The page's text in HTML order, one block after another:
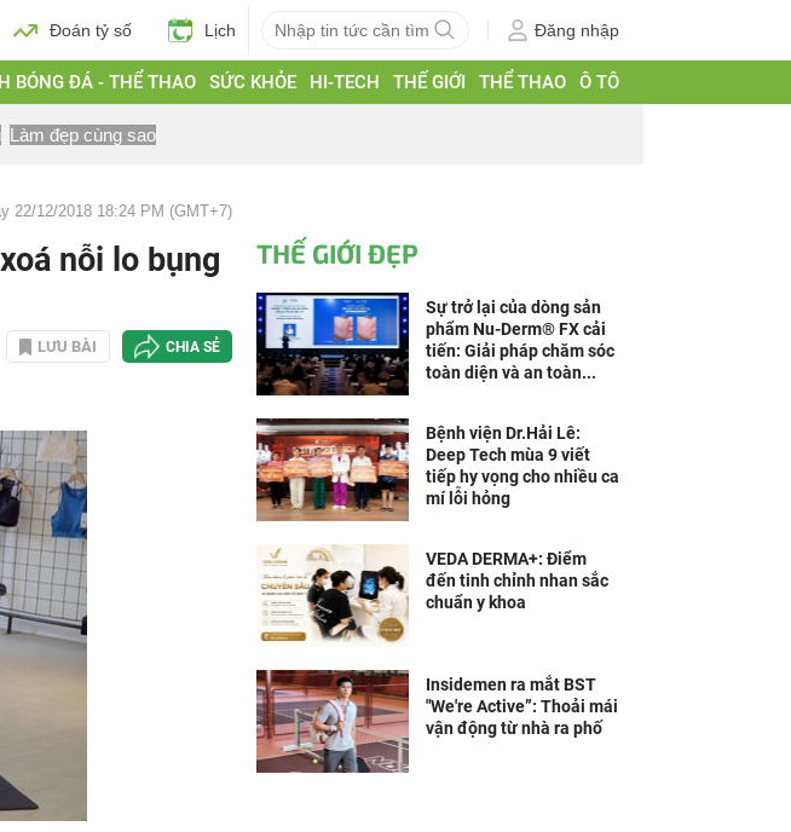
Đoán tỷ số Lịch Đăng nhập
BÓNG ĐÁ - THỂ THAO SỨC KHỎE HI-TECH THẾ GIỚI THỂ THAO Ô TÔ
Làm đẹp cùng sao
22/12/2018 18:24 PM (GMT+7)
nỗi lo bụng
LƯU BÀI CHIA SẺ
THẾ GIỚI ĐẸP
Sự trở lại của dòng sản
phẩm Nu-Derm® FX cải
tiến: Giải pháp chăm sóc
toàn diện và an toàn...
Bệnh viện Dr.Hải Lê:
Deep Tech mùa 9 viết
tiếp hy vọng cho nhiều ca
mí lỗi hỏng
VEDA DERMA+: Điểm
đến tinh chỉnh nhan sắc
chuẩn y khoa
Insidemen ra mắt BST
"We're Active”: Thoải mái
vận động từ nhà ra phố